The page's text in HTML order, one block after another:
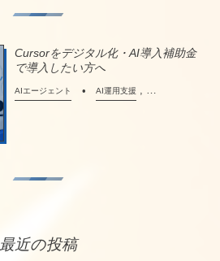
Cursorをデジタル化・AI導入補助金
で導入したい方へ
AIエージェント AI運用支援 , …
最近の投稿